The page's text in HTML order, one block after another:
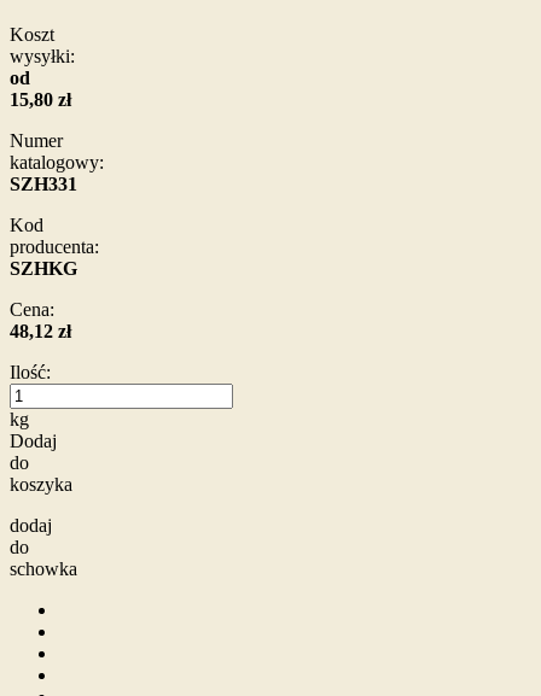
Koszt
wysyłki:
od
15,80 zł
Numer
katalogowy:
SZH331
Kod
producenta:
SZHKG
Cena:
48,12 zł
Ilość:
kg
Dodaj
do
koszyka
dodaj
do
schowka